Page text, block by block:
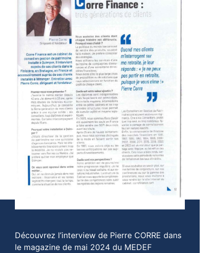
Découvrez l’interview de Pierre CORRE dans
le magazine de mai 2024 du MEDEF